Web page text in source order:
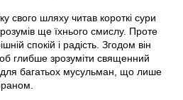
свого шляху читав короткі сури
ще їхнього смислу. Проте
спокій і радість. Згодом він
глибше зрозуміти священний
багатьох мусульман, що лише